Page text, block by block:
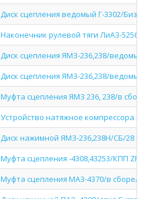
Диск сцепления ведомый Г-3302/
Наконечник рулевой тяги ЛиАЗ-5256,
Диск сцепления ЯМЗ-236,238/
Диск сцепления ЯМЗ-236,238/
Муфта сцепления ЯМЗ 236, 238/в
Устройство натяжное компрессора
Диск нажимной ЯМЗ-236,238Н/СБ/28
Муфта сцепления -4308,43253/КПП
Муфта сцепления МАЗ-4370/в сборе/